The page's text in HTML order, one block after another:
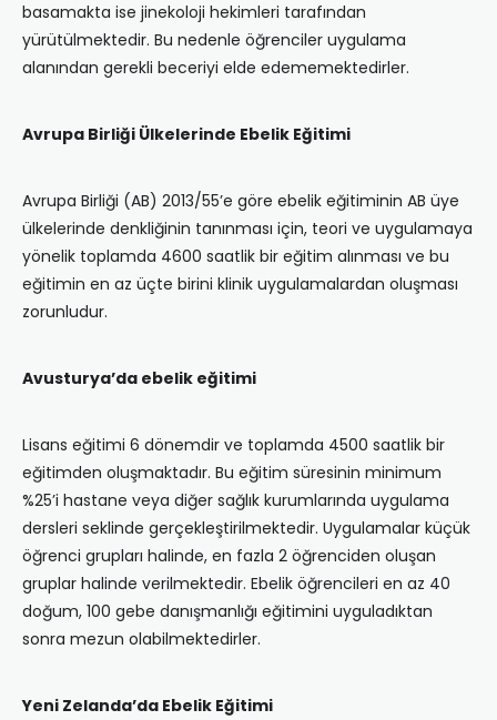
basamakta ise jinekoloji hekimleri tarafından
yürütülmektedir. Bu nedenle öğrenciler uygulama
alanından gerekli beceriyi elde edememektedirler.
Avrupa Birliği Ülkelerinde Ebelik Eğitimi
Avrupa Birliği (AB) 2013/55’e göre ebelik eğitiminin AB üye
ülkelerinde denkliğinin tanınması için, teori ve uygulamaya
yönelik toplamda 4600 saatlik bir eğitim alınması ve bu
eğitimin en az üçte birini klinik uygulamalardan oluşması
zorunludur.
Avusturya’da ebelik eğitimi
Lisans eğitimi 6 dönemdir ve toplamda 4500 saatlik bir
eğitimden oluşmaktadır. Bu eğitim süresinin minimum
%25’i hastane veya diğer sağlık kurumlarında uygulama
dersleri seklinde gerçekleştirilmektedir. Uygulamalar küçük
öğrenci grupları halinde, en fazla 2 öğrenciden oluşan
gruplar halinde verilmektedir. Ebelik öğrencileri en az 40
doğum, 100 gebe danışmanlığı eğitimini uyguladıktan
sonra mezun olabilmektedirler.
Yeni Zelanda’da Ebelik Eğitimi